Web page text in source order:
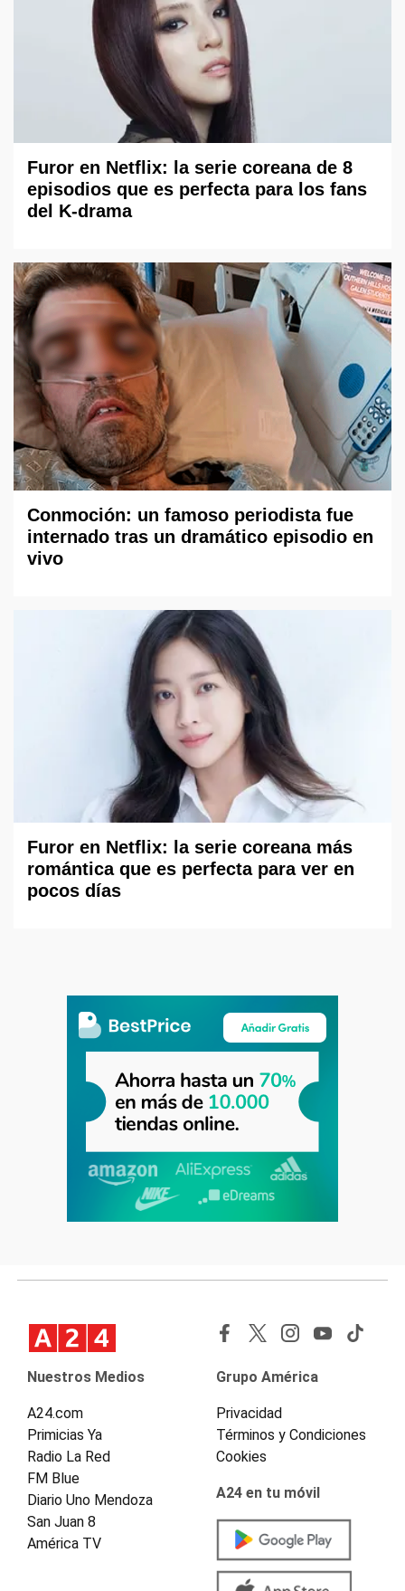
Furor en Netflix: la serie coreana de 8
episodios que es perfecta para los fans
del K-drama
Conmoción: un famoso periodista fue
internado tras un dramático episodio en
vivo
Furor en Netflix: la serie coreana más
romántica que es perfecta para ver en
pocos días
Nuestros Medios
A24.com
Primicias Ya
Radio La Red
FM Blue
Diario Uno Mendoza
San Juan 8
América TV
Grupo América
Privacidad
Términos y Condiciones
Cookies
A24 en tu móvil